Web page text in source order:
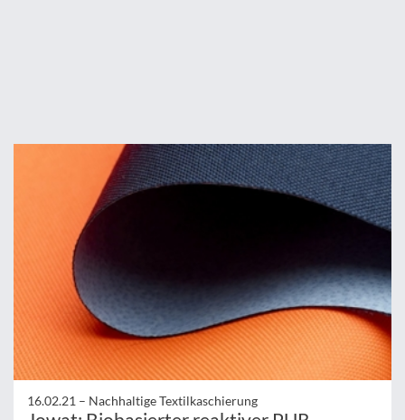
16.02.21 – Nachhaltige Textilkaschierung